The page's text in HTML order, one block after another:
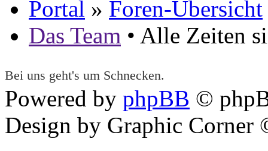
Portal » Foren-Übersicht
Das Team • Alle Zeiten
Bei uns geht's um Schnecken.
Powered by phpBB ©
Design by Graphic Corner